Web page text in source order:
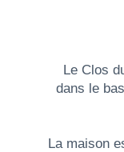
Le Clos
dans le
La maison